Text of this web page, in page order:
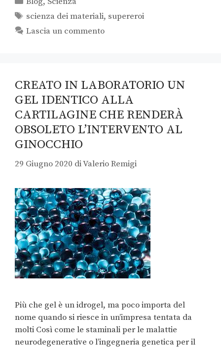
scienza dei materiali, supereroi
Lascia un commento
CREATO IN LABORATORIO UN
GEL IDENTICO ALLA
CARTILAGINE CHE RENDERÀ
OBSOLETO L’INTERVENTO AL
GINOCCHIO
29 Giugno 2020 diValerio Remigi
Più che gel è un idrogel, ma poco importa del
nome quando si riesce in un’impresa tentata da
molti Così come le staminali per le malattie
neurodegenerative o l’ingegneria genetica per il